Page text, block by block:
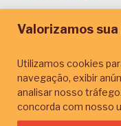
Valorizamos
Utilizamos cookies
navegação, exibir
analisar nosso
concorda com nosso
Parceiros de